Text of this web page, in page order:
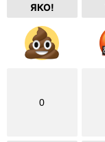
ЯКО!
0